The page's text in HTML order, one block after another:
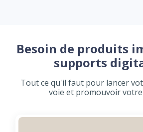
Besoin de produits
supports
Tout ce qu'il faut pour lancer
voie et promouvoir